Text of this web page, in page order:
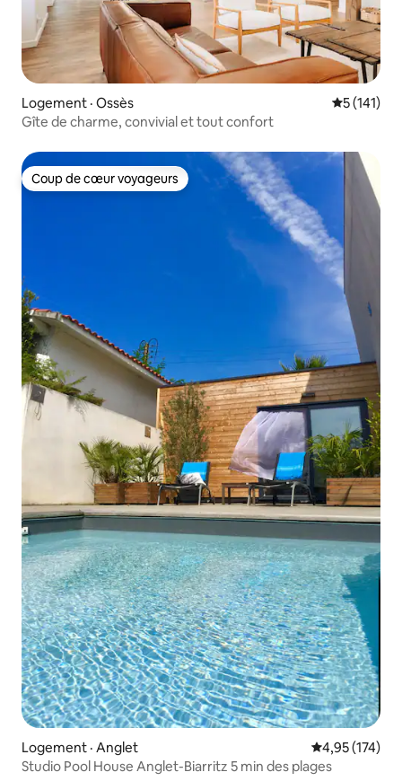
Logement · Ossès Note
5 (141)
Gîte de charme, convivial et tout confort
Coup de cœur voyageurs
Coup de cœur voyageurs
Logement · Anglet Note
4,95 (174)
Studio Pool House Anglet-Biarritz 5 min des plages